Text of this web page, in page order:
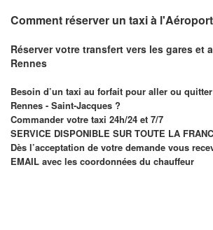
Comment réserver un taxi à
Réserver votre transfert vers les gares et
Rennes
Besoin d’un taxi au forfait pour aller ou
Rennes - Saint-Jacques ?
Commander votre taxi 24h/24 et 7/7
SERVICE DISPONIBLE SUR TOUTE LA
Dès l’acceptation de votre demande vous
EMAIL avec les coordonnées du chauffeur